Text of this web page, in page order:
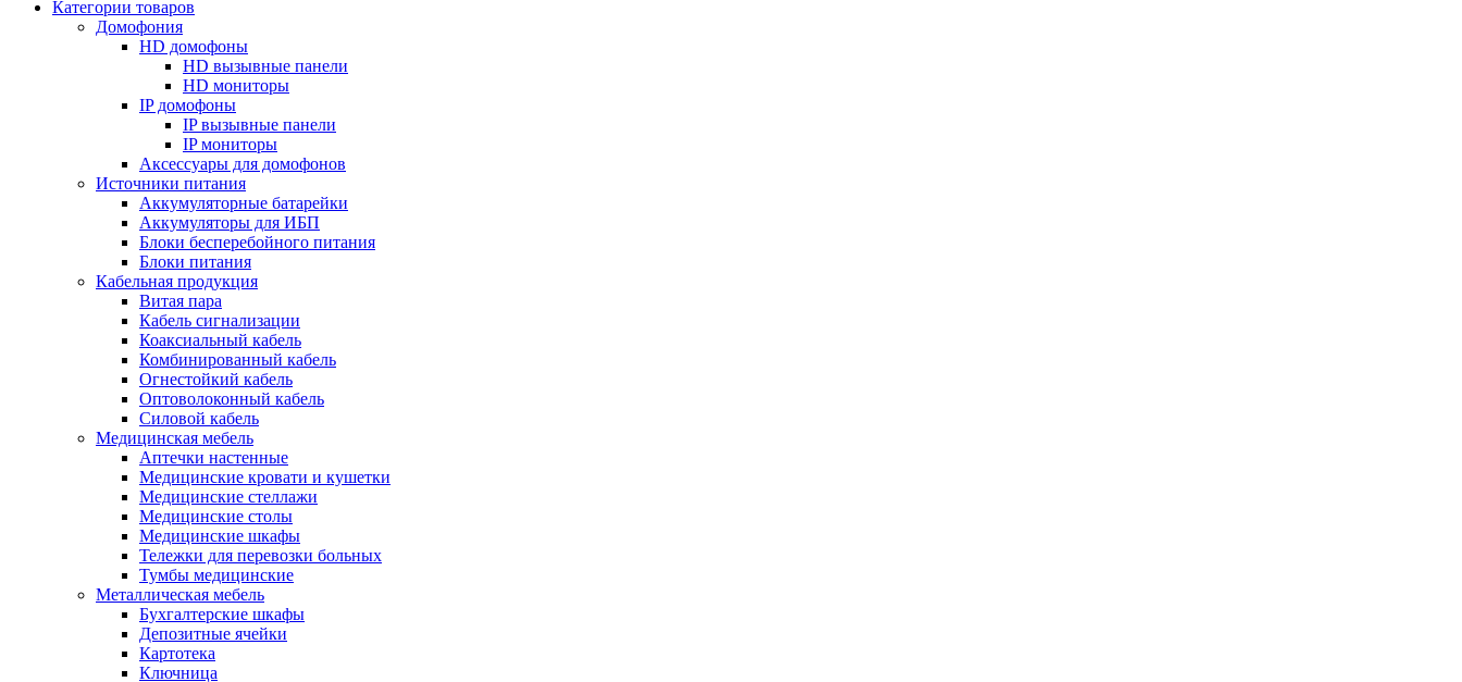
Категории товаров
Домофония
HD домофоны
HD вызывные панели
HD мониторы
IP домофоны
IP вызывные панели
IP мониторы
Аксессуары для домофонов
Источники питания
Аккумуляторные батарейки
Аккумуляторы для ИБП
Блоки бесперебойного питания
Блоки питания
Кабельная продукция
Витая пара
Кабель сигнализации
Коаксиальный кабель
Комбинированный кабель
Огнестойкий кабель
Оптоволоконный кабель
Силовой кабель
Медицинская мебель
Аптечки настенные
Медицинские кровати и кушетки
Медицинские стеллажи
Медицинские столы
Медицинские шкафы
Тележки для перевозки больных
Тумбы медицинские
Металлическая мебель
Бухгалтерские шкафы
Депозитные ячейки
Картотека
Ключница